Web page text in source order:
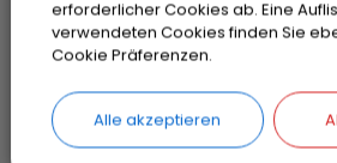
Ansprechpartner in der
Stegaurach aus unserer
sind gerne zu unseren
für Sie da!
erforderlicher Cookies ab. Eine
verwendeten Cookies finden Sie
Cookie Präferenzen.
Alle akzeptieren